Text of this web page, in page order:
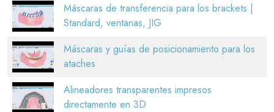
Máscaras de transferencia para los brackets |
Standard, ventanas, JIG
Máscaras y guías de posicionamiento para los
ataches
Alineadores transparentes impresos
directamente en 3D